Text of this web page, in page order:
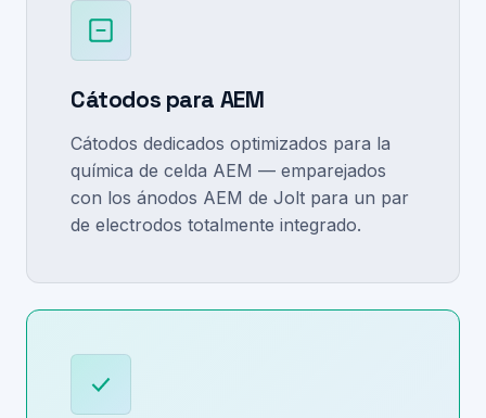
Cátodos para AEM
Cátodos dedicados optimizados para la
química de celda AEM — emparejados
con los ánodos AEM de Jolt para un par
de electrodos totalmente integrado.